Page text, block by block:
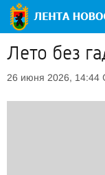
Лето без
26 июня 2026, 14:44